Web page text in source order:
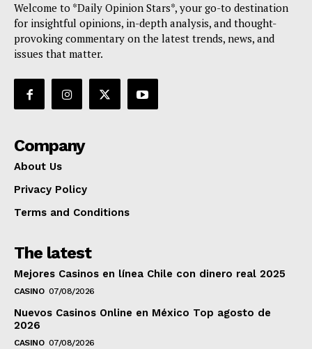
Welcome to *Daily Opinion Stars*, your go-to destination
for insightful opinions, in-depth analysis, and thought-
provoking commentary on the latest trends, news, and
issues that matter.
Company
About Us
Privacy Policy
Terms and Conditions
The latest
Mejores Casinos en línea Chile con dinero real 2025
CASINO 07/08/2026
Nuevos Casinos Online en México Top agosto de
2026
CASINO 07/08/2026